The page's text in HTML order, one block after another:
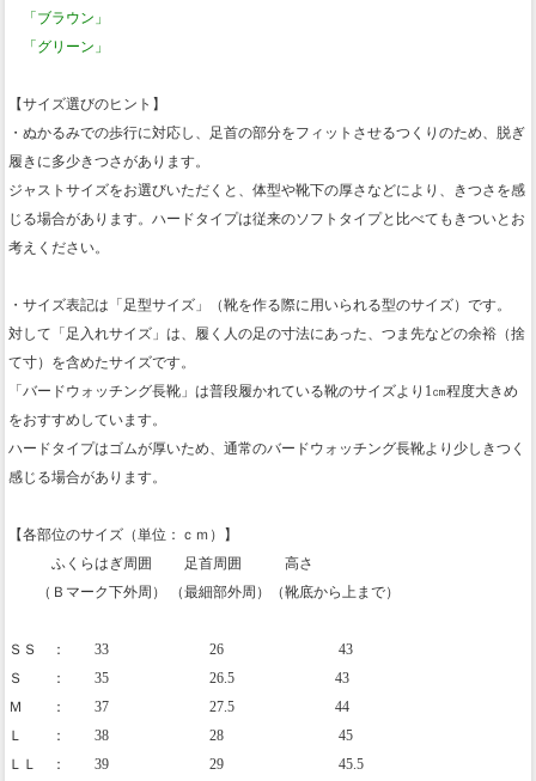
「ブラウン」
「グリーン」
【サイズ選びのヒント】
・ぬかるみでの歩行に対応し、足首の部分をフィットさせるつくりのため、脱ぎ
履きに多少きつさがあります。
ジャストサイズをお選びいただくと、体型や靴下の厚さなどにより、きつさを感
じる場合があります。ハードタイプは従来のソフトタイプと比べてもきついとお
考えください。
・サイズ表記は「足型サイズ」（靴を作る際に用いられる型のサイズ）です。
対して「足入れサイズ」は、履く人の足の寸法にあった、つま先などの余裕（捨
て寸）を含めたサイズです。
「バードウォッチング長靴」は普段履かれている靴のサイズより1㎝程度大きめ
をおすすめしています。
ハードタイプはゴムが厚いため、通常のバードウォッチング長靴より少しきつく
感じる場合があります。
【各部位のサイズ（単位：ｃｍ）】
ふくらはぎ周囲 足首周囲 高さ
（Ｂマーク下外周） （最細部外周）（靴底から上まで）
ＳＳ ： 33 26 43
Ｓ ： 35 26.5 43
Ｍ ： 37 27.5 44
Ｌ ： 38 28 45
ＬＬ ： 39 29 45.5